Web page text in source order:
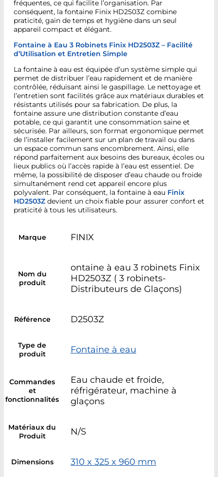
fréquentes, ce qui facilite l’organisation. Par
conséquent, la fontaine Finix HD2503Z combine
praticité, gain de temps et hygiène dans un seul
appareil compact et élégant.
Fontaine à Eau 3 Robinets Finix HD2503Z – Facilité
d’Utilisation et Entretien Simple
La fontaine à eau est équipée d’un système simple qui
permet de distribuer l’eau rapidement et de manière
contrôlée, réduisant ainsi le gaspillage. Le nettoyage et
l’entretien sont facilités grâce aux matériaux durables et
résistants utilisés pour sa fabrication. De plus, la
fontaine assure une distribution constante d’eau
potable, ce qui garantit une consommation saine et
sécurisée. Par ailleurs, son format ergonomique permet
de l’installer facilement sur un plan de travail ou dans
un espace commun sans encombrement. Ainsi, elle
répond parfaitement aux besoins des bureaux, écoles ou
lieux publics où l’accès rapide à l’eau est essentiel. De
même, la possibilité de disposer d’eau chaude ou froide
simultanément rend cet appareil encore plus
polyvalent. Par conséquent, la fontaine à eau Finix
HD2503Z devient un choix fiable pour assurer confort et
praticité à tous les utilisateurs.
Marque FINIX
Nom du
produit
ontaine à eau 3 robinets Finix
HD2503Z ( 3 robinets-
Distributeurs de Glaçons)
Référence D2503Z
Type de
produit
Fontaine à eau
Commandes
et
fonctionnalités
Eau chaude et froide,
réfrigérateur, machine à
glaçons
Matériaux du
Produit
N/S
Dimensions 310 x 325 x 960 mm